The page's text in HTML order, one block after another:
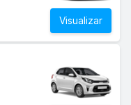
Visualizar